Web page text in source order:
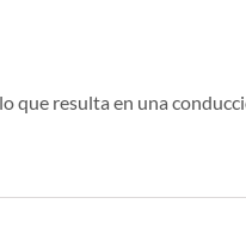
que resulta en una